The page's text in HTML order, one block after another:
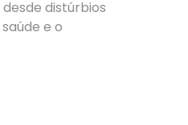
distúrbios
e o